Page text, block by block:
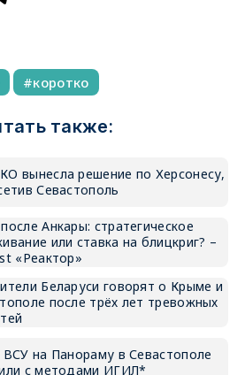
коротко
также:
вынесла решение по Херсонесу,
Севастополь
Анкары: стратегическое
или ставка на блицкриг? –
«Реактор»
Беларуси говорят о Крыме и
после трёх лет тревожных
ВСУ на Панораму в Севастополе
с методами ИГИЛ*